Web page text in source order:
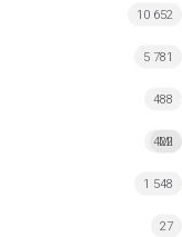
10 652
5 781
488
MI
422
1 548
27